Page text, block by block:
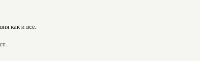
как и все.